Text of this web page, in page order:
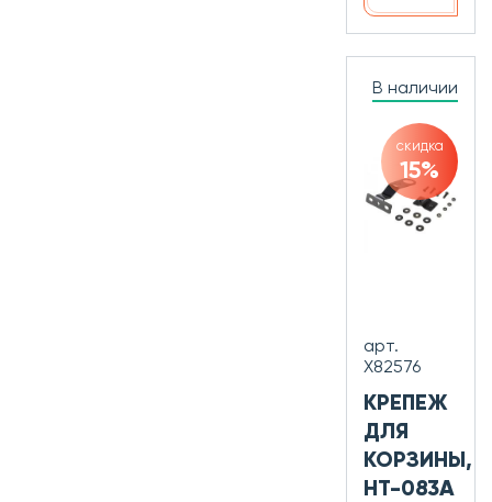
В наличии
скидка
15%
арт.
Х82576
КРЕПЕЖ
ДЛЯ
КОРЗИНЫ,
HT-083A